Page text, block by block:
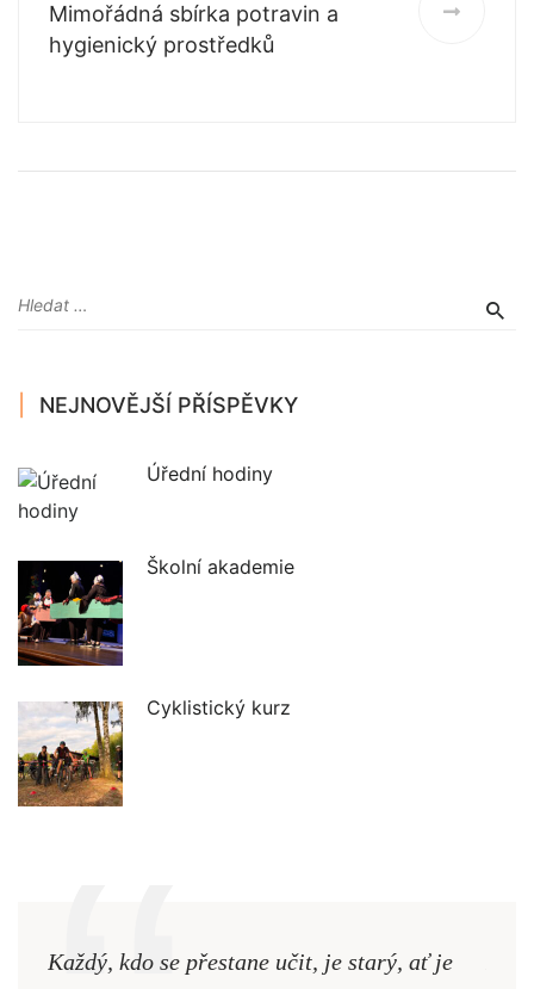
Mimořádná sbírka potravin a
hygienický prostředků
NEJNOVĚJŠÍ PŘÍSPĚVKY
Úřední hodiny
Školní akademie
Cyklistický kurz
Každý, kdo se přestane učit, je starý, ať je